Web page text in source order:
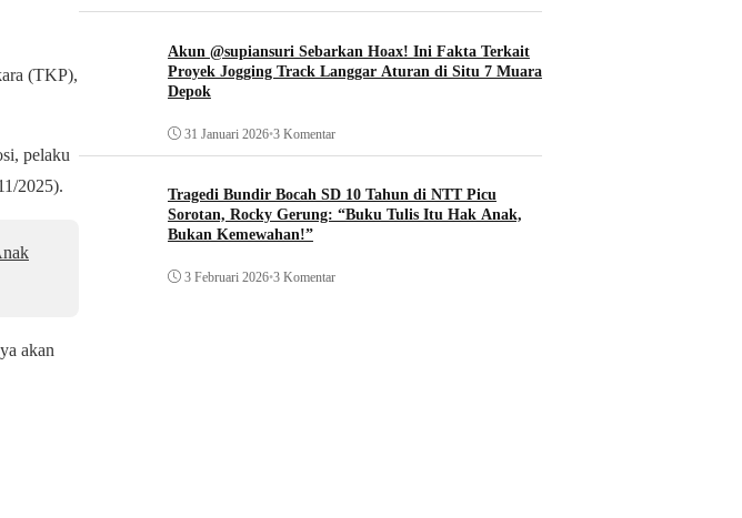
(TKP),
pelaku
2025).
akan
Akun @supiansuri Sebarkan Hoax! Ini Fakta Terkait
Proyek Jogging Track Langgar Aturan di Situ 7 Muara
Depok
31 Januari 2026•3 Komentar
Tragedi Bundir Bocah SD 10 Tahun di NTT Picu
Sorotan, Rocky Gerung: “Buku Tulis Itu Hak Anak,
Bukan Kemewahan!”
3 Februari 2026•3 Komentar